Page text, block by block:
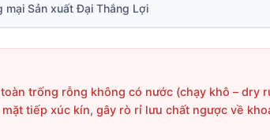
mại Sản xuất Đại Thắng Lợi
trống rỗng không có nước (chạy khô – dry
tiếp xúc kín, gây rò rỉ lưu chất ngược về